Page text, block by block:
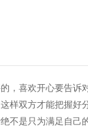
，喜欢开心要告诉
样双方才能把握好
不是只为满足自己